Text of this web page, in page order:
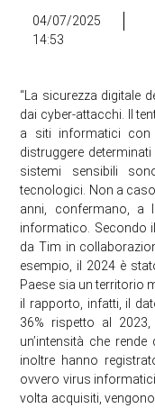
04/07/2025
14:53
“La sicurezza digitale
dai cyber-attacchi. Il
a siti informatici
distruggere
sistemi sensibili
tecnologici. Non a
anni, confermano, a
informatico. Secondo
da Tim in
esempio, il 2024 è
Paese sia un territorio
il rapporto, infatti, il
36% rispetto al
un’intensità che
inoltre hanno
ovvero virus
volta acquisiti,